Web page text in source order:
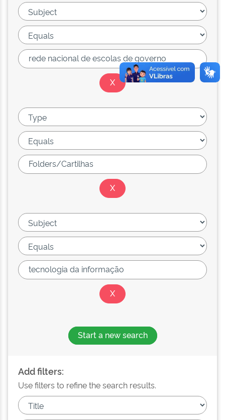
Start a new search
Add filters:
Use filters to refine the search results.